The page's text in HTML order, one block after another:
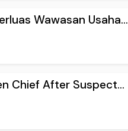
Wawasan Usaha...
Chief After Suspect...